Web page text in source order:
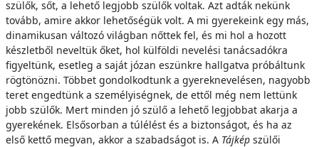
szülők, sőt, a lehető legjobb szülők voltak. Azt adták nekünk
tovább, amire akkor lehetőségük volt. A mi gyerekeink egy más,
dinamikusan változó világban nőttek fel, és mi hol a hozott
készletből neveltük őket, hol külföldi nevelési tanácsadókra
figyeltünk, esetleg a saját józan eszünkre hallgatva próbáltunk
rögtönözni. Többet gondolkodtunk a gyereknevelésen, nagyobb
teret engedtünk a személyiségnek, de ettől még nem lettünk
jobb szülők. Mert minden jó szülő a lehető legjobbat akarja a
gyerekének. Elsősorban a túlélést és a biztonságot, és ha az
első kettő megvan, akkor a szabadságot is. A Tájkép szülői